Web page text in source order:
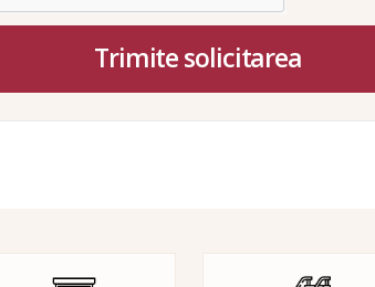
Trimite solicitarea